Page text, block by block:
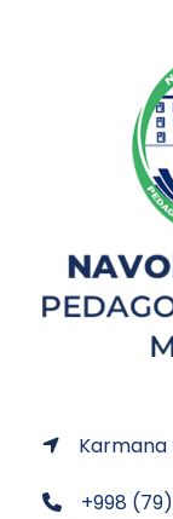
Karmana
+998